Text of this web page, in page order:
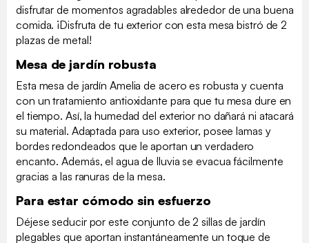
disfrutar de momentos agradables alrededor de una buena
comida. ¡Disfruta de tu exterior con esta mesa bistró de 2
plazas de metal!
Mesa de jardín robusta
Esta mesa de jardín Amelia de acero es robusta y cuenta
con un tratamiento antioxidante para que tu mesa dure en
el tiempo. Así, la humedad del exterior no dañará ni atacará
su material. Adaptada para uso exterior, posee lamas y
bordes redondeados que le aportan un verdadero
encanto. Además, el agua de lluvia se evacua fácilmente
gracias a las ranuras de la mesa.
Para estar cómodo sin esfuerzo
Déjese seducir por este conjunto de 2 sillas de jardín
plegables que aportan instantáneamente un toque de